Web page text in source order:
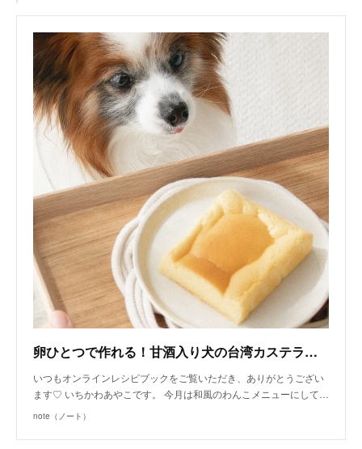
卵ひとつで作れる！甘酒入り犬の台湾カステラ（手作り犬おやつレシピ）｜いちかわあやこ（犬ごはん先生）｜note
いつもオンラインレシピブックをご覧いただき、ありがとうござい
ます♡ いちかわあやこです。 今月は和風のわんこメニューにして…
note（ノート）